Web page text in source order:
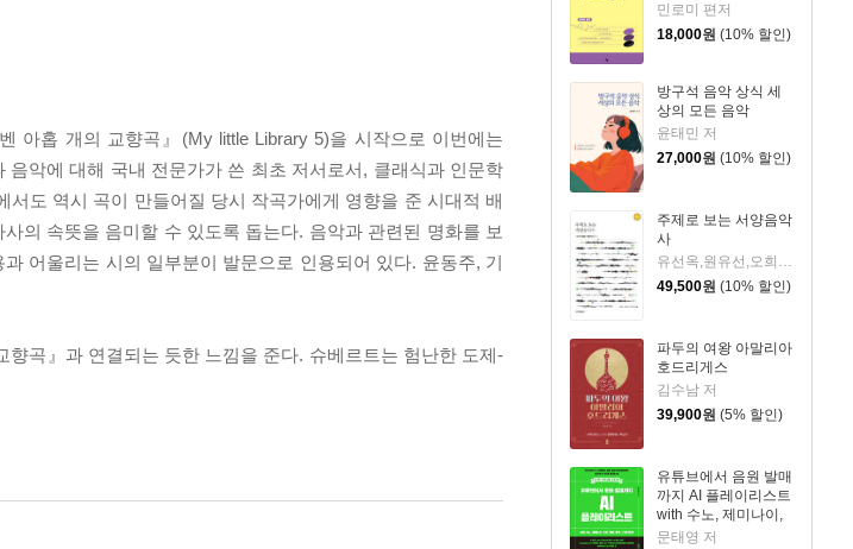
민로미 편저
18,000원 (10% 할인)
방구석 음악 상식 세
상의 모든 음악
윤태민 저
27,000원 (10% 할인)
주제로 보는 서양음악
사
유선옥,원유선,오희숙 저
49,500원 (10% 할인)
파두의 여왕 아말리아
호드리게스
김수남 저
39,900원 (5% 할인)
유튜브에서 음원 발매
까지 AI 플레이리스트
with 수노, 제미나이,
리퍼, 캔바, 캡컷, 스포
문태영 저
아홉 개의 교향곡』(My little Library 5)을 시작으로 이번에는
음악에 대해 국내 전문가가 쓴 최초 저서로서, 클래식과 인문학
도 역시 곡이 만들어질 당시 작곡가에게 영향을 준 시대적 배
의 속뜻을 음미할 수 있도록 돕는다. 음악과 관련된 명화를 보
어울리는 시의 일부분이 발문으로 인용되어 있다. 윤동주, 기
곡』과 연결되는 듯한 느낌을 준다. 슈베르트는 험난한 도제-